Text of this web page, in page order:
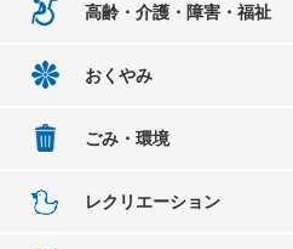
高齢・介護・障害・福祉
おくやみ
ごみ・環境
レクリエーション